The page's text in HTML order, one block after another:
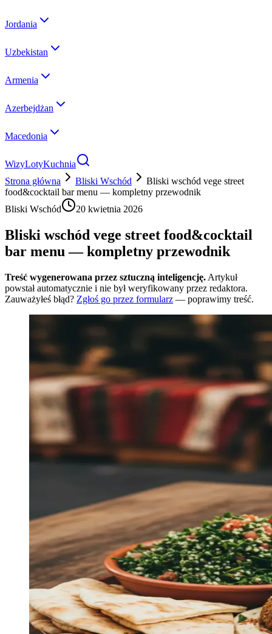
Jordania
Uzbekistan
Armenia
Azerbejdżan
Macedonia
WizyLotyKuchnia
Strona główna
Bliski Wschód
Bliski wschód vege street
food&cocktail bar menu — kompletny przewodnik
Bliski Wschód
20 kwietnia 2026
Bliski wschód vege street food&cocktail
bar menu — kompletny przewodnik
Treść wygenerowana przez sztuczną inteligencję. Artykuł
powstał automatycznie i nie był weryfikowany przez redaktora.
Zauważyłeś błąd? Zgłoś go przez formularz — poprawimy treść.